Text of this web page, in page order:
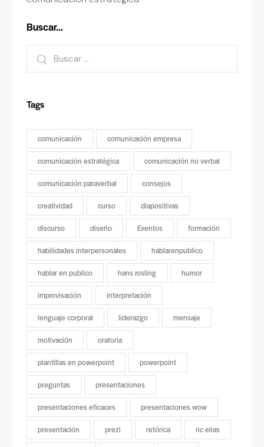
Buscar…
Tags
comunicación comunicación empresa
comunicación estratégica comunicación no verbal
comunicación paraverbal consejos
creatividad curso diapositivas
discurso diseño Eventos formación
habilidades interpersonales hablarenpublico
hablar en publico hans rosling humor
improvisación interpretación
lenguaje corporal liderazgo mensaje
motivación oratoria
plantillas en powerpoint powerpoint
preguntas presentaciones
presentaciones eficaces presentaciones wow
presentación prezi retórica ric elias